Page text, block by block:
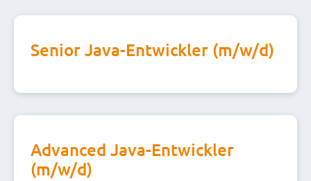
Senior Java-Entwickler (m/w/d)
Advanced Java-Entwickler
(m/w/d)